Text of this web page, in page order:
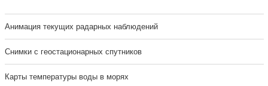
Анимация текущих радарных наблюдений
Cнимки с геостационарных спутников
Карты температуры воды в морях